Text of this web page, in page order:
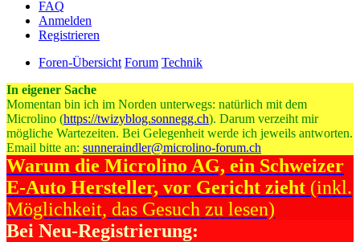
FAQ
Anmelden
Registrieren
Foren-Übersicht Forum Technik
In eigener Sache
Momentan bin ich im Norden unterwegs: natürlich mit dem
Microlino (https://twizyblog.sonnegg.ch). Darum verzeiht mir
mögliche Wartezeiten. Bei Gelegenheit werde ich jeweils antworten.
Email bitte an: sunneraindler@microlino-forum.ch
Warum die Microlino AG, ein Schweizer
E-Auto Hersteller, vor Gericht zieht (inkl.
Möglichkeit, das Gesuch zu lesen)
Bei Neu-Registrierung: